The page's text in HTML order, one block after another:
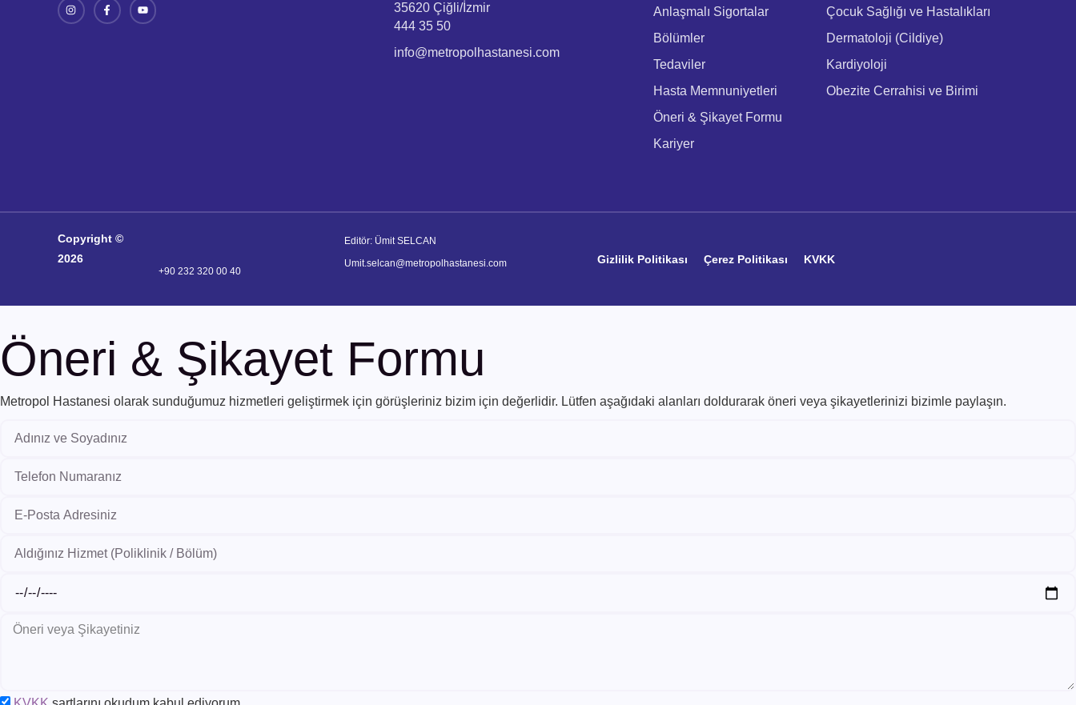
35620 Çiğli/İzmir
444 35 50
info@metropolhastanesi.com
Anlaşmalı Sigortalar
Bölümler
Tedaviler
Hasta Memnuniyetleri
Öneri & Şikayet Formu
Kariyer
Çocuk Sağlığı ve Hastalıkları
Dermatoloji (Cildiye)
Kardiyoloji
Obezite Cerrahisi ve Birimi
Copyright ©
2026
+90 232 320 00 40
Editör: Ümit SELCAN
Umit.selcan@metropolhastanesi.com
Gizlilik Politikası Çerez Politikası KVKK
Öneri & Şikayet Formu
Metropol Hastanesi olarak sunduğumuz hizmetleri geliştirmek için görüşleriniz bizim için değerlidir. Lütfen aşağıdaki alanları doldurarak öneri veya şikayetlerinizi bizimle paylaşın.